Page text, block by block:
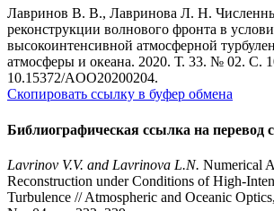
Лавринов В. В., Лавринова Л. Н.
реконструкции волнового фронта в
высокоинтенсивной атмосферной
атмосферы и океана. 2020. Т. 33. № 02. С.
10.15372/AOO20200204.
Скопировать ссылку в буфер обмена
Библиографическая ссылка на перевод
Lavrinov V.V. and Lavrinova L.N. Numerical
Reconstruction under Conditions of High-
Turbulence // Atmospheric and Oceanic